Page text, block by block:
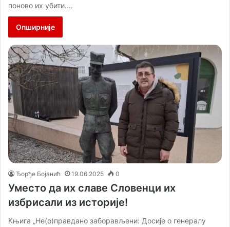
поново их убити.…
Опширније
Ђорђе Бојанић 19.06.2025 0
Уместо да их славе Словенци их
избрисали из историје!
Књига „Не(о)правдано заборављени: Досије о генералу